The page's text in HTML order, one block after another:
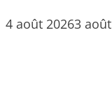
4 août 20263